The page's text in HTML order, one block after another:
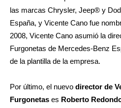
las marcas Chrysler, Jeep® y
España, y Vicente Cano fue
2008, Vicente Cano asumió la
Furgonetas de Mercedes-Benz
de la plantilla de la empresa.
Por último, el nuevo director de
Furgonetas es Roberto